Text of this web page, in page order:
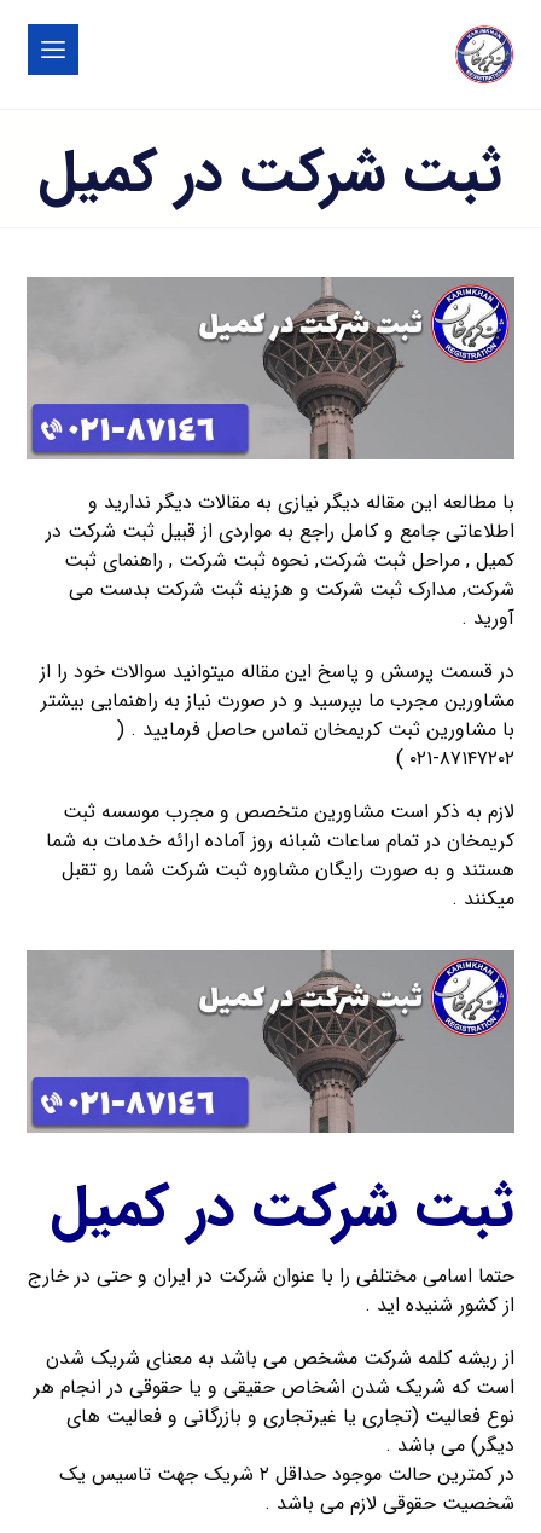
ثبت شرکت در کمیل
با مطالعه این مقاله دیگر نیازی به مقالات دیگر ندارید و
اطلاعاتی جامع و کامل راجع به مواردی از قبیل ثبت شرکت در
کمیل , مراحل ثبت شرکت, نحوه ثبت شرکت , راهنمای ثبت
شرکت, مدارک ثبت شرکت و هزینه ثبت شرکت بدست می
آورید .
در قسمت پرسش و پاسخ این مقاله میتوانید سوالات خود را از
مشاورین مجرب ما بپرسید و در صورت نیاز به راهنمایی بیشتر
با مشاورین ثبت کریمخان تماس حاصل فرمایید . (
۸۷۱۴۷۲۰۲-۰۲۱ )
لازم به ذکر است مشاورین متخصص و مجرب موسسه ثبت
کریمخان در تمام ساعات شبانه روز آماده ارائه خدمات به شما
هستند و به صورت رایگان مشاوره ثبت شرکت شما رو تقبل
میکنند .
ثبت شرکت در کمیل
حتما اسامی مختلفی را با عنوان شرکت در ایران و حتی در خارج
از کشور شنیده اید .
از ریشه کلمه شرکت مشخص می باشد به معنای شریک شدن
است که شریک شدن اشخاص حقیقی و یا حقوقی در انجام هر
نوع فعالیت (تجاری یا غیرتجاری و بازرگانی و فعالیت های
دیگر) می باشد .
در کمترین حالت موجود حداقل ۲ شریک جهت تاسیس یک
شخصیت حقوقی لازم می باشد .